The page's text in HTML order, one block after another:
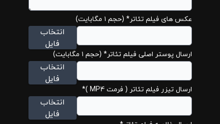
عکس های فیلم تئاتر* (حجم ۱ مگابایت)
انتخاب
فایل
ارسال پوستر اصلی فیلم تئاتر* (حجم ۱ مگابایت)
انتخاب
فایل
ارسال تیزر فیلم تئاتر ( فرمت MP4 )*
انتخاب
فایل